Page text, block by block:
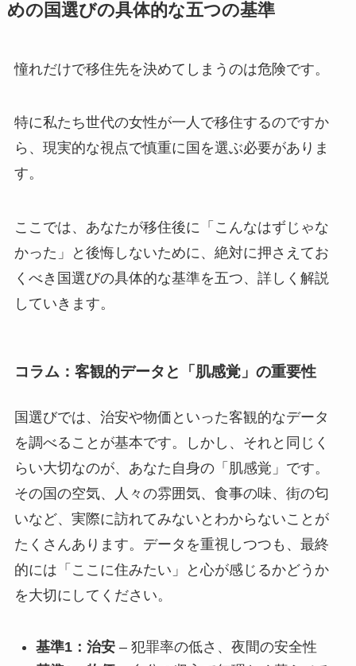
めの国選びの具体的な五つの基準
憧れだけで移住先を決めてしまうのは危険です。
特に私たち世代の女性が一人で移住するのですか
ら、現実的な視点で慎重に国を選ぶ必要がありま
す。
ここでは、あなたが移住後に「こんなはずじゃな
かった」と後悔しないために、絶対に押さえてお
くべき国選びの具体的な基準を五つ、詳しく解説
していきます。
コラム：客観的データと「肌感覚」の重要性
国選びでは、治安や物価といった客観的なデータ
を調べることが基本です。しかし、それと同じく
らい大切なのが、あなた自身の「肌感覚」です。
その国の空気、人々の雰囲気、食事の味、街の匂
いなど、実際に訪れてみないとわからないことが
たくさんあります。データを重視しつつも、最終
的には「ここに住みたい」と心が感じるかどうか
を大切にしてください。
基準1：治安– 犯罪率の低さ、夜間の安全性